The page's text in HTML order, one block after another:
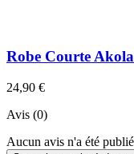
Robe Courte
24,90 €
Avis (0)
Aucun avis n'a été